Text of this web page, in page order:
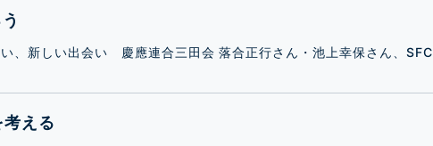
い、新しい出会い 慶應連合三田会 落合正行さん・池上幸保さん、SFC
える